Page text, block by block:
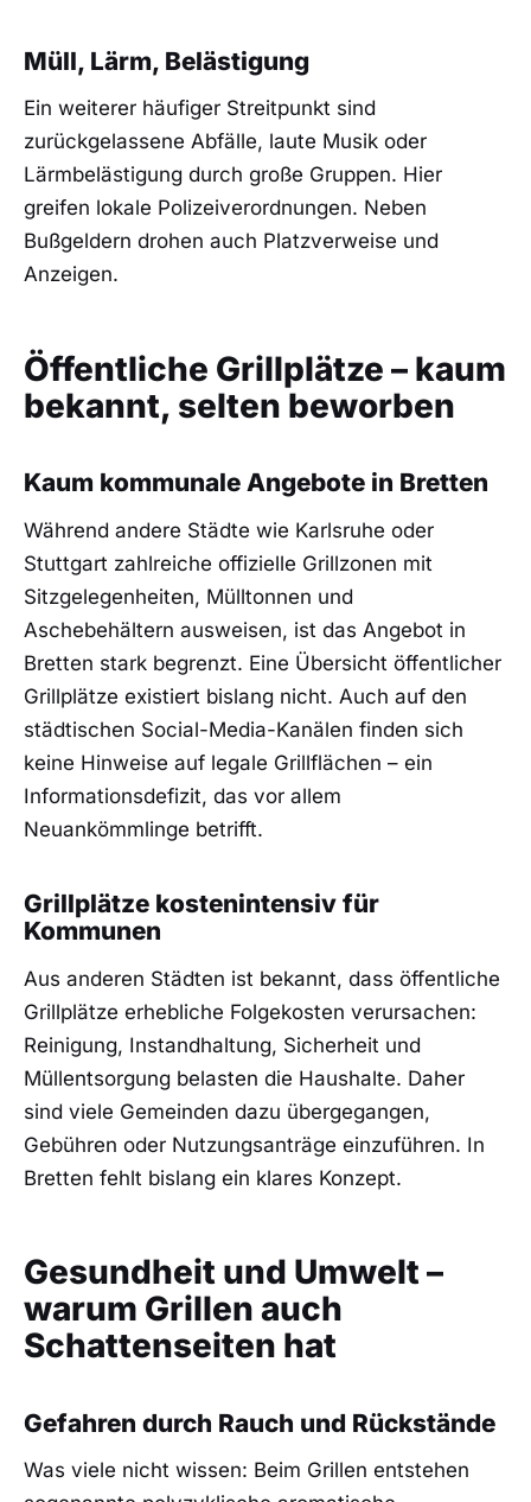
Müll, Lärm, Belästigung
Ein weiterer häufiger Streitpunkt sind
zurückgelassene Abfälle, laute Musik oder
Lärmbelästigung durch große Gruppen. Hier
greifen lokale Polizeiverordnungen. Neben
Bußgeldern drohen auch Platzverweise und
Anzeigen.
Öffentliche Grillplätze – kaum
bekannt, selten beworben
Kaum kommunale Angebote in Bretten
Während andere Städte wie Karlsruhe oder
Stuttgart zahlreiche offizielle Grillzonen mit
Sitzgelegenheiten, Mülltonnen und
Aschebehältern ausweisen, ist das Angebot in
Bretten stark begrenzt. Eine Übersicht öffentlicher
Grillplätze existiert bislang nicht. Auch auf den
städtischen Social-Media-Kanälen finden sich
keine Hinweise auf legale Grillflächen – ein
Informationsdefizit, das vor allem
Neuankömmlinge betrifft.
Grillplätze kostenintensiv für
Kommunen
Aus anderen Städten ist bekannt, dass öffentliche
Grillplätze erhebliche Folgekosten verursachen:
Reinigung, Instandhaltung, Sicherheit und
Müllentsorgung belasten die Haushalte. Daher
sind viele Gemeinden dazu übergegangen,
Gebühren oder Nutzungsanträge einzuführen. In
Bretten fehlt bislang ein klares Konzept.
Gesundheit und Umwelt –
warum Grillen auch
Schattenseiten hat
Gefahren durch Rauch und Rückstände
Was viele nicht wissen: Beim Grillen entstehen